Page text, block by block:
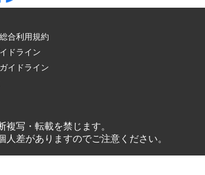
合利用規約
ドライン
イドライン
写・転載を禁じます。
差がありますのでご注意ください。